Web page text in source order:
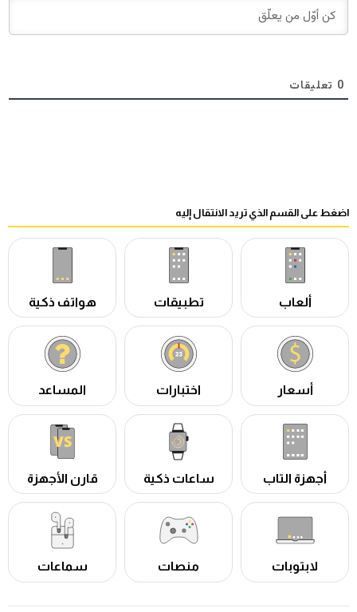
0 تعليقات
اضغط على القسم الذي تريد الانتقال إليه
ألعاب تطبيقات هواتف ذكية
أسعار اختبارات المساعد
أجهزة التاب ساعات ذكية قارن الأجهزة
لابتوبات منصات سماعات